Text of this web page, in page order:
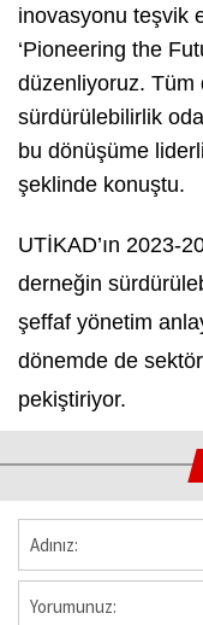
inovasyonu teşvik
‘Pioneering the
düzenliyoruz. Tüm
sürdürülebilirlik
bu dönüşüme
şeklinde konuştu.
UTİKAD’ın 2023-
derneğin
şeffaf yönetim
dönemde de
pekiştiriyor.